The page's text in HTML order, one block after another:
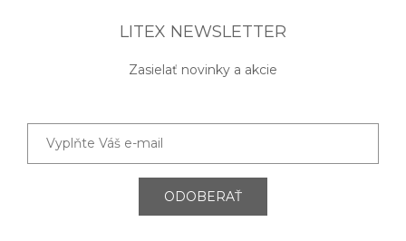
LITEX NEWSLETTER
Zasielať novinky a akcie
ODOBERAŤ